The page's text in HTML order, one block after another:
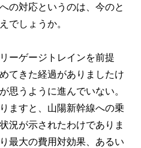
の対応というのは、今のと
でしょうか。
ーゲージトレインを前提
てきた経過がありましたけ
思うように進んでいない。
ますと、山陽新幹線への乗
況が示されたわけでありま
最大の費用対効果、あるい